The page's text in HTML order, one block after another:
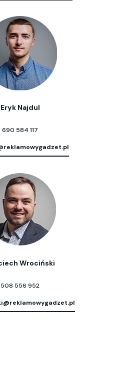
Eryk Najdul
690 584 117
Wrociński
508 556 952